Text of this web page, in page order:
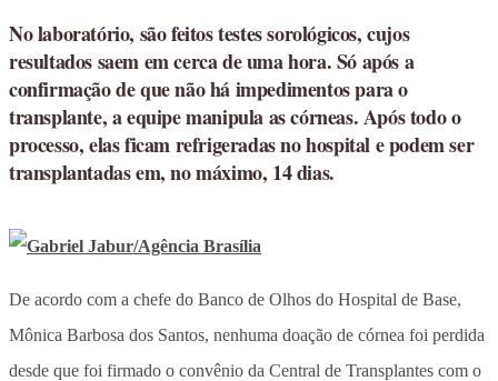
No laboratório, são feitos testes sorológicos, cujos
resultados saem em cerca de uma hora. Só após a
confirmação de que não há impedimentos para o
transplante, a equipe manipula as córneas. Após todo o
processo, elas ficam refrigeradas no hospital e podem ser
transplantadas em, no máximo, 14 dias.
De acordo com a chefe do Banco de Olhos do Hospital de Base,
Mônica Barbosa dos Santos, nenhuma doação de córnea foi perdida
desde que foi firmado o convênio da Central de Transplantes com o